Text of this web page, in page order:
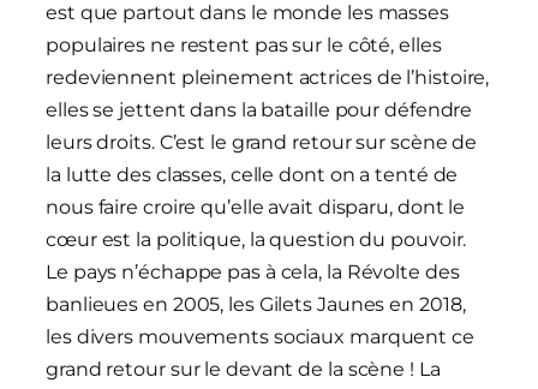
est que partout dans le monde les masses
populaires ne restent pas sur le côté, elles
redeviennent pleinement actrices de l’histoire,
elles se jettent dans la bataille pour défendre
leurs droits. C’est le grand retour sur scène de
la lutte des classes, celle dont on a tenté de
nous faire croire qu’elle avait disparu, dont le
cœur est la politique, la question du pouvoir.
Le pays n’échappe pas à cela, la Révolte des
banlieues en 2005, les Gilets Jaunes en 2018,
les divers mouvements sociaux marquent ce
grand retour sur le devant de la scène ! La